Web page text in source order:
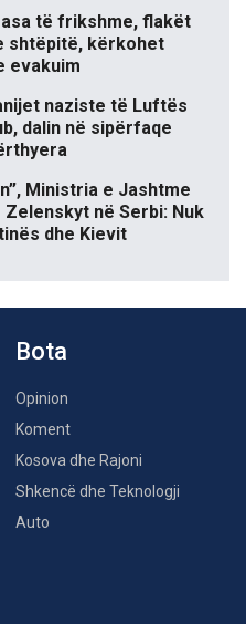
të frikshme, flakët
shtëpitë, kërkohet
evakuim
naziste të Luftës
dalin në sipërfaqe
Ministria e Jashtme
në Serbi: Nuk
dhe Kievit
Bota
Opinion
Koment
Kosova dhe Rajoni
Shkencë dhe Teknologji
Auto